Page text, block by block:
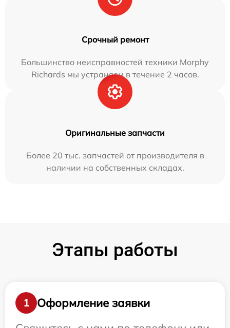
Срочный ремонт
Большинство неисправностей техники Morphy
Richards мы устраняем в течение 2 часов.
Оригинальные запчасти
Более 20 тыс. запчастей от производителя в
наличии на собственных складах.
Этапы работы
1
Оформление заявки